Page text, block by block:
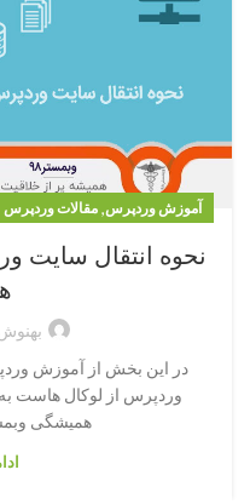
آموزش وردپرس, مقالات وردپرس
نحوه انتقال سایت
در این بخش از آموزش
وردپرس از لوکال هاست
همیشگی وبمستر 98 قرار